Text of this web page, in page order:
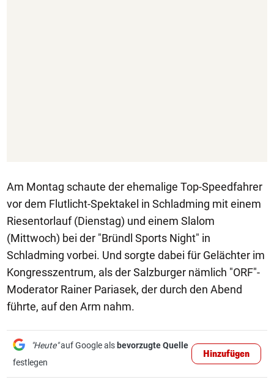
Am Montag schaute der ehemalige Top-Speedfahrer
vor dem Flutlicht-Spektakel in Schladming mit einem
Riesentorlauf (Dienstag) und einem Slalom
(Mittwoch) bei der "Bründl Sports Night" in
Schladming vorbei. Und sorgte dabei für Gelächter im
Kongresszentrum, als der Salzburger nämlich "ORF"-
Moderator Rainer Pariasek, der durch den Abend
führte, auf den Arm nahm.
"Heute"auf Google als bevorzugte Quelle
festlegen
Hinzufügen